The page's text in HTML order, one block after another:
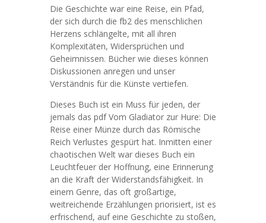
Die Geschichte war eine Reise, ein Pfad,
der sich durch die fb2 des menschlichen
Herzens schlängelte, mit all ihren
Komplexitäten, Widersprüchen und
Geheimnissen. Bücher wie dieses können
Diskussionen anregen und unser
Verständnis für die Künste vertiefen.
Dieses Buch ist ein Muss für jeden, der
jemals das pdf Vom Gladiator zur Hure: Die
Reise einer Münze durch das Römische
Reich Verlustes gespürt hat. Inmitten einer
chaotischen Welt war dieses Buch ein
Leuchtfeuer der Hoffnung, eine Erinnerung
an die Kraft der Widerstandsfähigkeit. In
einem Genre, das oft großartige,
weitreichende Erzählungen priorisiert, ist es
erfrischend, auf eine Geschichte zu stoßen,